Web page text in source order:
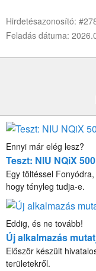
Hirdetésazonosító:
Feladás dátuma:
Ennyi már elég lesz?
Teszt: NIU NQiX 500
Egy töltéssel
hogy tényleg tudja-e.
Eddig, és ne tovább!
Új alkalmazás
Először készült
területekről.